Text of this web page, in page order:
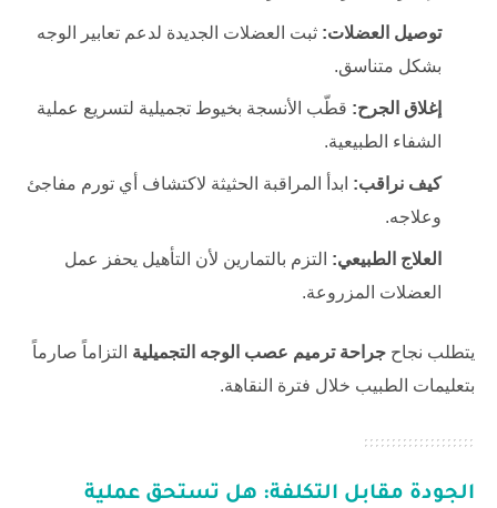
توصيل العضلات: ثبت العضلات الجديدة لدعم تعابير الوجه
بشكل متناسق.
إغلاق الجرح: قطّب الأنسجة بخيوط تجميلية لتسريع عملية
الشفاء الطبيعية.
كيف نراقب: ابدأ المراقبة الحثيثة لاكتشاف أي تورم مفاجئ
وعلاجه.
العلاج الطبيعي: التزم بالتمارين لأن التأهيل يحفز عمل
العضلات المزروعة.
يتطلب نجاح جراحة ترميم عصب الوجه التجميلية التزاماً صارماً
بتعليمات الطبيب خلال فترة النقاهة.
الجودة مقابل التكلفة: هل تستحق عملية